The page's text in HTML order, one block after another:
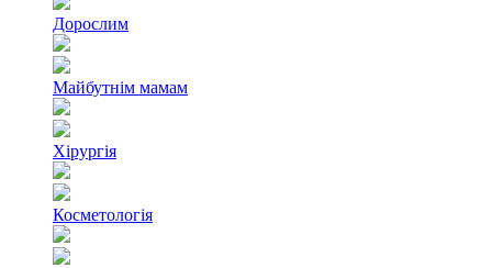
Дорослим
Майбутнім мамам
Хірургія
Косметологія